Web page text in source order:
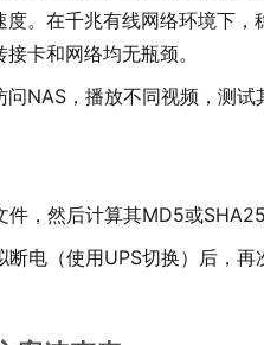
度。在千兆有线网络环境下
卡和网络均无瓶颈。
问NAS，播放不同视频，测试
件，然后计算其MD5或
断电（使用UPS切换）后，